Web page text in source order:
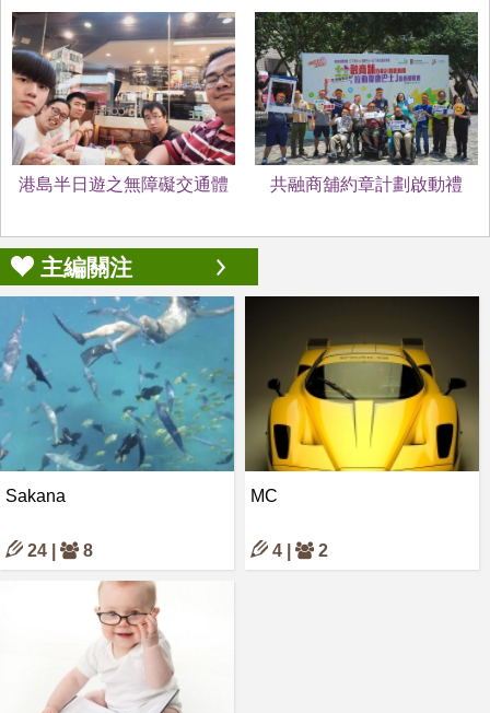
港島半日遊之無障礙交通體
共融商舖約章計劃啟動禮
賽
主編關注
Sakana
24 | 8
MC
4 | 2